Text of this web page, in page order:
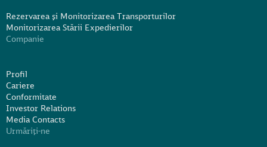
Rezervarea și Monitorizarea Transporturilor
Monitorizarea Stării Expedierilor
Companie
Profil
Cariere
Conformitate
Investor Relations
Media Contacts
Urmăriți-ne